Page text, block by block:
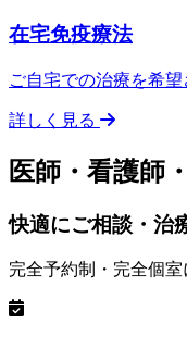
在宅免疫療法
ご自宅での治療を希
詳しく見る
医師・看護師
快適にご相談・治
完全予約制・完全個